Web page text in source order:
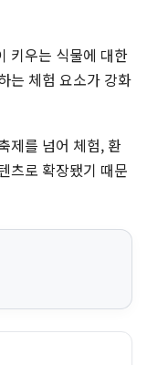
키우는 식물에 대한
는 체험 요소가 강화
제를 넘어 체험, 환
츠로 확장됐기 때문